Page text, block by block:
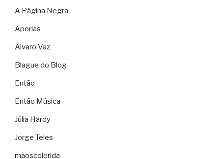
A Página Negra
Aporias
Álvaro Vaz
Blague do Blog
Então
Então Música
Júlia Hardy
Jorge Teles
mãoscolorida